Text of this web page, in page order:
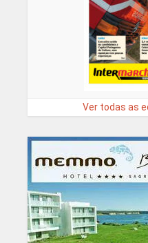
Ver todas as